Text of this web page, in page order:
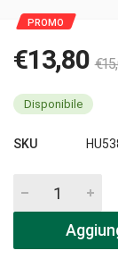
€13,80 €
Disponibile
SKU